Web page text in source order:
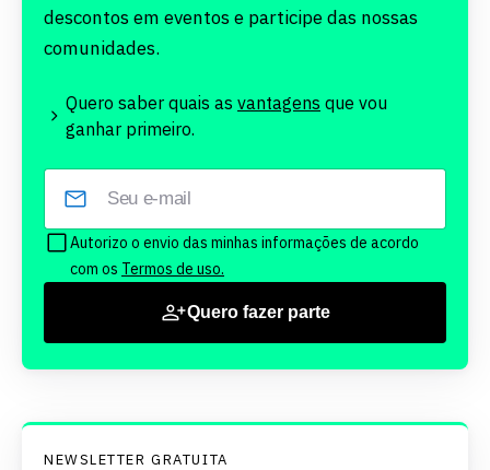
descontos em eventos e participe das nossas
comunidades.
Quero saber quais as vantagens que vou
ganhar primeiro.
Autorizo o envio das minhas informações de acordo
com os Termos de uso.
Quero fazer parte
NEWSLETTER GRATUITA